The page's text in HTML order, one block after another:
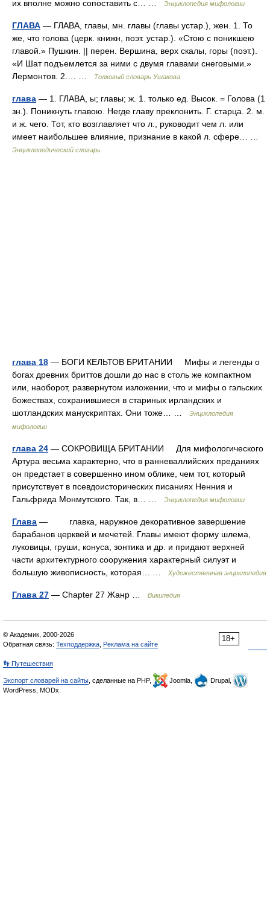
их вполне можно сопоставить с… …
Энциклопедия мифологии
ГЛАВА — ГЛАВА, главы, мн. главы (главы устар.), жен. 1. То
же, что голова (церк. книжн, поэт. устар.). «Стою с поникшею
главой.» Пушкин. || перен. Вершина, верх скалы, горы (поэт.).
«И Шат подъемлется за ними с двумя главами снеговыми.»
Лермонтов. 2.… …
Толковый словарь Ушакова
глава — 1. ГЛАВА, ы; главы; ж. 1. только ед. Высок. = Голова (1
зн.). Поникнуть главою. Негде главу преклонить. Г. старца. 2. м.
и ж. чего. Тот, кто возглавляет что л., руководит чем л. или
имеет наибольшее влияние, признание в какой л. сфере… …
Энциклопедический словарь
глава 18 — БОГИ КЕЛЬТОВ БРИТАНИИ Мифы и легенды о
богах древних бриттов дошли до нас в столь же компактном
или, наоборот, развернутом изложении, что и мифы о гэльских
божествах, сохранившиеся в стариных ирландских и
шотландских манускриптах. Они тоже… …
Энциклопедия
мифологии
глава 24 — СОКРОВИЩА БРИТАНИИ Для мифологического
Артура весьма характерно, что в ранневаллийских преданиях
он предстает в совершенно ином облике, чем тот, который
присутствует в псевдоисторических писаниях Ненния и
Гальфрида Монмутского. Так, в… …
Энциклопедия мифологии
Глава — главка, наружное декоративное завершение
барабанов церквей и мечетей. Главы имеют форму шлема,
луковицы, груши, конуса, зонтика и др. и придают верхней
части архитектурного сооружения характерный силуэт и
большую живописность, которая… …
Художественная энциклопедия
Глава 27 — Chapter 27 Жанр … Википедия
18+
© Академик, 2000-2026
Обратная связь: Техподдержка Реклама на сайте
👣 Путешествия
Экспорт словарей на сайты , сделанные на PHP, Joomla,
Drupal,
WordPress, MODx.